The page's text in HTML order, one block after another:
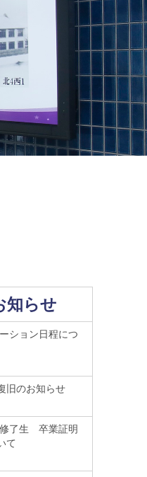
知らせ
ション日程につ
旧のお知らせ
了生 卒業証明
て